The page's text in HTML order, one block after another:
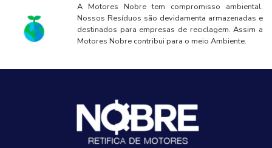
A Motores Nobre tem compromisso ambiental.
Nossos Resíduos são devidamenta armazenadas e
destinados para empresas de reciclagem. Assim a
Motores Nobre contribui para o meio Ambiente.